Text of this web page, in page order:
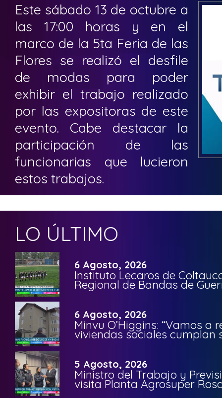
Este sábado 13 de octubre a
las 17:00 horas y en el
marco de la 5ta Feria de las
Flores se realizó el desfile
de modas para poder
exhibir el trabajo realizado
por las expositoras de este
evento. Cabe destacar la
participación de las
funcionarias que lucieron
estos trabajos.
LO ÚLTIMO
6 Agosto, 2026
Instituto Lecaros de
Regional de Bandas de
6 Agosto, 2026
Minvu O’Higgins: “Vamos a
viviendas sociales cumplan
5 Agosto, 2026
Ministro del Trabajo y
visita Planta Agrosuper